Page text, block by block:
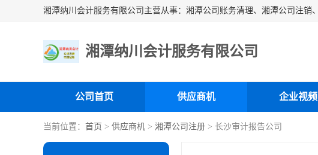
湘潭纳川会计服务有限公司
公司首页 供应商机 企业视频
当前位置： 首页 > 供应商机 > 湘潭公司注册 > 长沙审计报告公司